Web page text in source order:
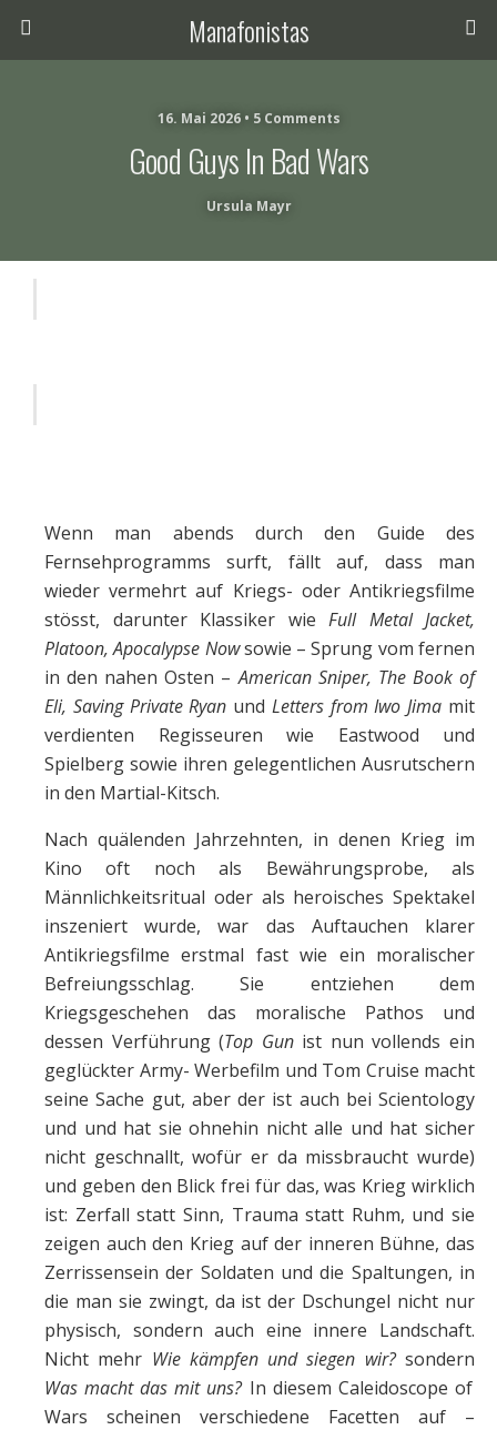
Manafonistas
16. Mai 2026 • 5 Comments
Good Guys In Bad Wars
Ursula Mayr
Wenn man abends durch den Guide des
Fernsehprogramms surft, fällt auf, dass man
wieder vermehrt auf Kriegs- oder Antikriegsfilme
stösst, darunter Klassiker wie Full Metal Jacket,
Platoon, Apocalypse Nowsowie – Sprung vom fernen
in den nahen Osten –American Sniper, The Book of
Eli, Saving Private Ryan und Letters from Iwo Jima mit
verdienten Regisseuren wie Eastwood und
Spielberg sowie ihren gelegentlichen Ausrutschern
in den Martial-Kitsch.
Nach quälenden Jahrzehnten, in denen Krieg im
Kino oft noch als Bewährungsprobe, als
Männlichkeitsritual oder als heroisches Spektakel
inszeniert wurde, war das Auftauchen klarer
Antikriegsfilme erstmal fast wie ein moralischer
Befreiungsschlag. Sie entziehen dem
Kriegsgeschehen das moralische Pathos und
dessen Verführung (Top Gunist nun vollends ein
geglückter Army- Werbefilm und Tom Cruise macht
seine Sache gut, aber der ist auch bei Scientology
und und hat sie ohnehin nicht alle und hat sicher
nicht geschnallt, wofür er da missbraucht wurde)
und geben den Blick frei für das, was Krieg wirklich
ist: Zerfall statt Sinn, Trauma statt Ruhm, und sie
zeigen auch den Krieg auf der inneren Bühne, das
Zerrissensein der Soldaten und die Spaltungen, in
die man sie zwingt, da ist der Dschungel nicht nur
physisch, sondern auch eine innere Landschaft.
Nicht mehr Wie kämpfen und siegen wir?sondern
Was macht das mit uns?In diesem Caleidoscope of
Wars scheinen verschiedene Facetten auf –